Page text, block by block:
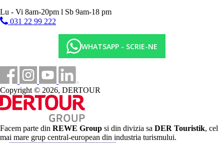
pranz la pachet
Mocheta
Camere de familie
Facilitati de calcat
Facilitati pentru persoane cu mobilitate redusa
Camere pentru nefumatori
Room service
Descrierea plajei
cu nisip
Activitati sportive
Mini golf
Lu - Vi 8am-20pm l Sb 9am-18 pm
031 22 99 222
WHATSAPP - SCRIE-NE
Copyright © 2026, DERTOUR
Facem parte din REWE Group si din divizia sa DER Touristik, cel
mai mare grup central-european din industria turismului.